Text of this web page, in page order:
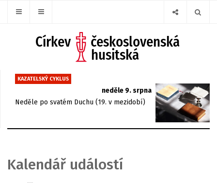
KAZATELSKÝ CYKLUS
neděle 9. srpna
Neděle po svatém Duchu (19. v mezidobí)
Kalendář událostí